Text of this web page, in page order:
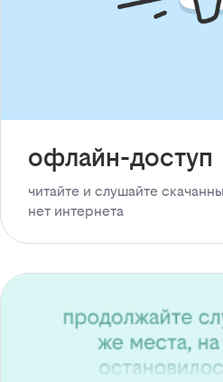
офлайн-доступ
читайте и слушайте
нет интернета